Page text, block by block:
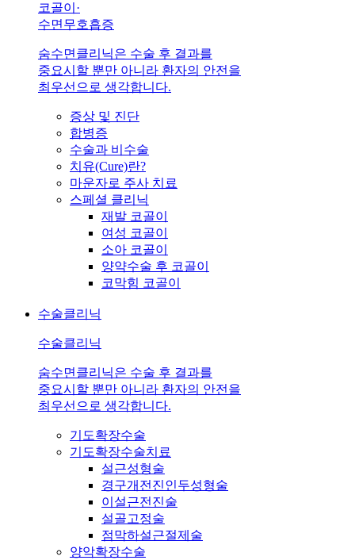
코골이·
수면무호흡증
숨수면클리닉은 수술 후 결과를
중요시할 뿐만 아니라 환자의 안전을
최우선으로 생각합니다.
증상 및 진단
합병증
수술과 비수술
치유(Cure)란?
마운자로 주사 치료
스페셜 클리닉
재발 코골이
여성 코골이
소아 코골이
양약수술 후 코골이
코막힘 코골이
수술클리닉
수술클리닉
숨수면클리닉은 수술 후 결과를
중요시할 뿐만 아니라 환자의 안전을
최우선으로 생각합니다.
기도확장수술
기도확장수술치료
설근성형술
경구개전진인두성형술
이설근전진술
설골고정술
점막하설근절제술
양악확장수술